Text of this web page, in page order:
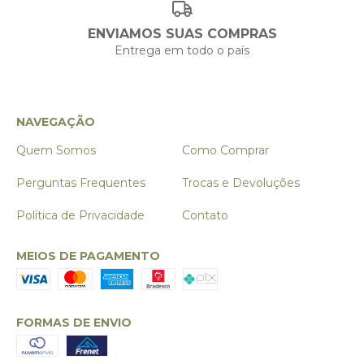
ENVIAMOS SUAS COMPRAS
Entrega em todo o país
NAVEGAÇÃO
Quem Somos
Como Comprar
Perguntas Frequentes Trocas e Devoluções
Política de Privacidade Contato
MEIOS DE PAGAMENTO
FORMAS DE ENVIO